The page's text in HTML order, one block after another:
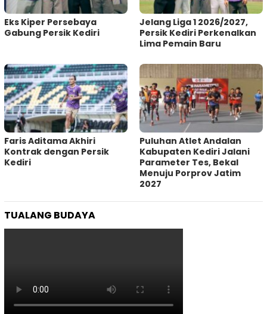
Eks Kiper Persebaya
Gabung Persik Kediri
Jelang Liga 1 2026/2027,
Persik Kediri Perkenalkan
Lima Pemain Baru
Faris Aditama Akhiri
Kontrak dengan Persik
Kediri
Puluhan Atlet Andalan
Kabupaten Kediri Jalani
Parameter Tes, Bekal
Menuju Porprov Jatim
2027
TUALANG BUDAYA